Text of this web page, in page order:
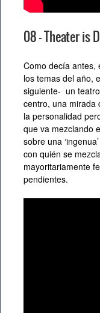
08 – Theater is
Como decía antes,
los temas del año,
siguiente- un
centro, una mirada
la personalidad
que va mezclando
sobre una
con quién se
mayoritariamente
pendientes.